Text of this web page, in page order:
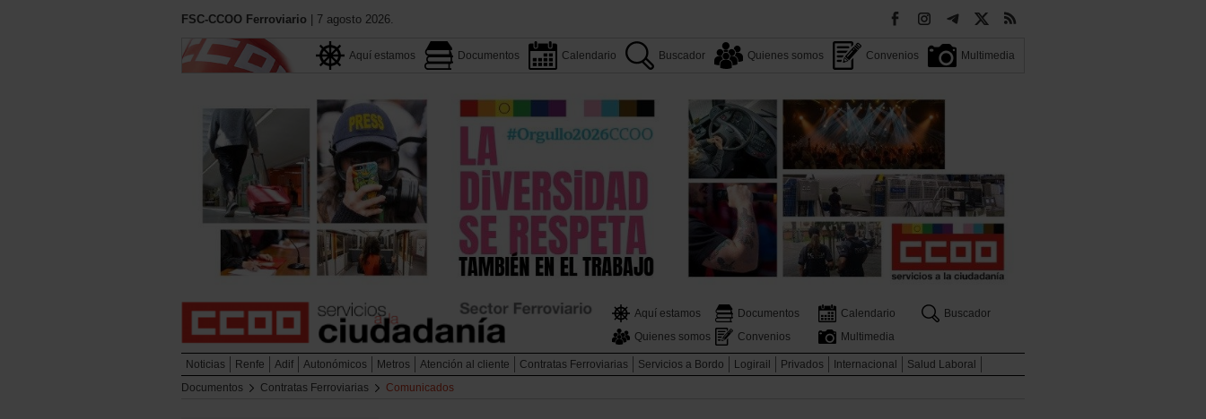
FSC-CCOO Ferroviario | 7 agosto 2026.
Aquí estamos Documentos Calendario Buscador Quienes somos Convenios Multimedia
Aquí estamos Documentos Calendario
Buscador
Quienes somos
Convenios Multimedia
Noticias Renfe Adif Autonómicos Metros Atención al cliente Contratas Ferroviarias Servicios a Bordo Logirail Privados Internacional
Salud Laboral
Documentos
Contratas Ferroviarias Comunicados